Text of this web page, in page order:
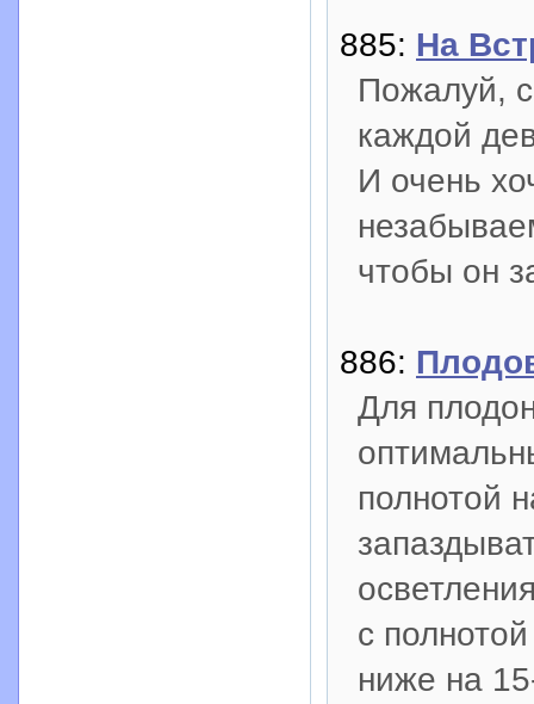
885: На
Пожалуй,
каждой
И очень
чтобы он
886:
Для
полнотой
с
ниже на